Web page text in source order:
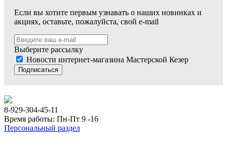
Если вы хотите первым узнавать о наших новинках и
акциях, оставьте, пожалуйста, свой e-mail
Выберите рассылку
Новости интернет-магазина Мастерской Кезер
Подписаться
8-929-304-45-11
Время работы: Пн-Пт 9 -16
Персональный раздел